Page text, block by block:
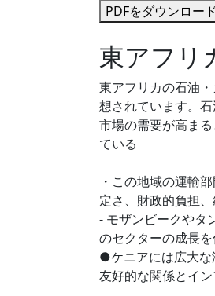
PDFをダウンロード
東アフリ
東アフリカの石油
想されています。
市場の需要が高ま
ている
・この地域の運輸
定さ、財政的負担
- モザンビークやタ
のセクターの成長
●ケニアには広大な
友好的な関係とイ